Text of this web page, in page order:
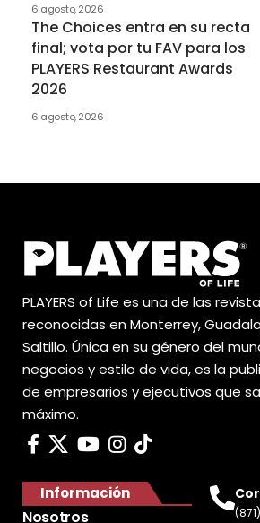
6 agosto, 2026
The Choices entra en su recta
final; vota por tu FAV para los
PLAYERS Restaurant Awards
2026
6 agosto, 2026
PLAYERS of Life es una de las
reconocidas en Monterrey,
Saltillo. Única en su género del
negocios y estilo de vida, es la
de empresarios y ejecutivos que
máximo.
Información
Nosotros